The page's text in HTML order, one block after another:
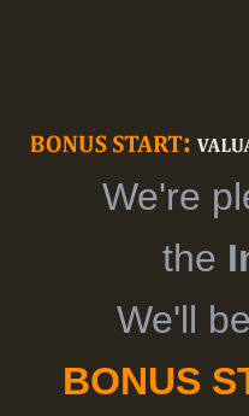
We're
the
We'll
BONUS